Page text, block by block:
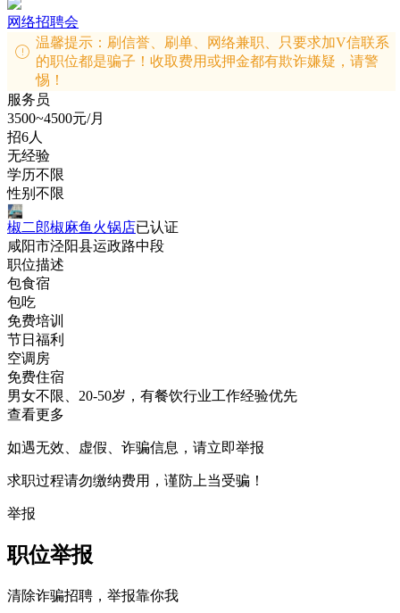
网络招聘会
温馨提示：刷信誉、刷单、网络兼职、只要求加V信联系
的职位都是骗子！收取费用或押金都有欺诈嫌疑，请警
惕！
服务员
3500~4500元/月
招6人
无经验
学历不限
性别不限
椒二郎椒麻鱼火锅店已认证
咸阳市泾阳县运政路中段
职位描述
包食宿
包吃
免费培训
节日福利
空调房
免费住宿
男女不限、20-50岁，有餐饮行业工作经验优先
查看更多
如遇无效、虚假、诈骗信息，请立即举报
求职过程请勿缴纳费用，谨防上当受骗！
举报
职位举报
清除诈骗招聘，举报靠你我